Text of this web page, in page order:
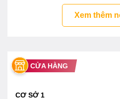
cơ gây bỏng khi chạm vào
Xem thêm
CỬA HÀNG
CƠ SỞ 1